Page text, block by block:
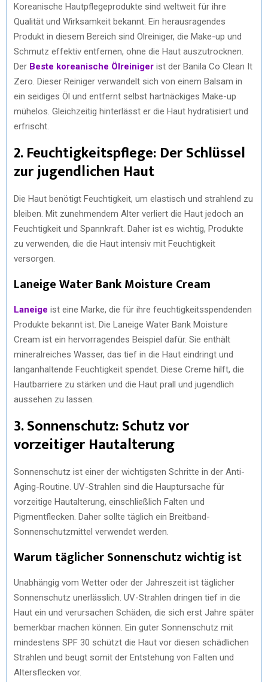
Koreanische Hautpflegeprodukte sind weltweit für ihre
Qualität und Wirksamkeit bekannt. Ein herausragendes
Produkt in diesem Bereich sind Ölreiniger, die Make-up und
Schmutz effektiv entfernen, ohne die Haut auszutrocknen.
Der Beste koreanische Ölreiniger ist der Banila Co Clean It
Zero. Dieser Reiniger verwandelt sich von einem Balsam in
ein seidiges Öl und entfernt selbst hartnäckiges Make-up
mühelos. Gleichzeitig hinterlässt er die Haut hydratisiert und
erfrischt.
2. Feuchtigkeitspflege: Der Schlüssel
zur jugendlichen Haut
Die Haut benötigt Feuchtigkeit, um elastisch und strahlend zu
bleiben. Mit zunehmendem Alter verliert die Haut jedoch an
Feuchtigkeit und Spannkraft. Daher ist es wichtig, Produkte
zu verwenden, die die Haut intensiv mit Feuchtigkeit
versorgen.
Laneige Water Bank Moisture Cream
Laneige ist eine Marke, die für ihre feuchtigkeitsspendenden
Produkte bekannt ist. Die Laneige Water Bank Moisture
Cream ist ein hervorragendes Beispiel dafür. Sie enthält
mineralreiches Wasser, das tief in die Haut eindringt und
langanhaltende Feuchtigkeit spendet. Diese Creme hilft, die
Hautbarriere zu stärken und die Haut prall und jugendlich
aussehen zu lassen.
3. Sonnenschutz: Schutz vor
vorzeitiger Hautalterung
Sonnenschutz ist einer der wichtigsten Schritte in der Anti-
Aging-Routine. UV-Strahlen sind die Hauptursache für
vorzeitige Hautalterung, einschließlich Falten und
Pigmentflecken. Daher sollte täglich ein Breitband-
Sonnenschutzmittel verwendet werden.
Warum täglicher Sonnenschutz wichtig ist
Unabhängig vom Wetter oder der Jahreszeit ist täglicher
Sonnenschutz unerlässlich. UV-Strahlen dringen tief in die
Haut ein und verursachen Schäden, die sich erst Jahre später
bemerkbar machen können. Ein guter Sonnenschutz mit
mindestens SPF 30 schützt die Haut vor diesen schädlichen
Strahlen und beugt somit der Entstehung von Falten und
Altersflecken vor.